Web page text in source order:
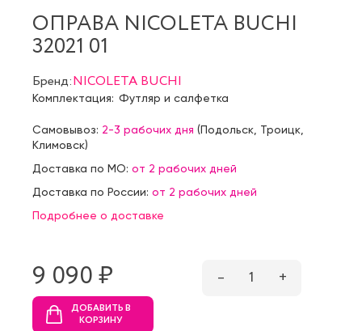
ОПРАВА NICOLETA BUCHI
32021 01
Бренд:NICOLETA BUCHI
Комплектация: Футляр и салфетка
Самовывоз: 2-3 рабочих дня (Подольск Троицк
Климовск)
Доставка по МО: от 2 рабочих дней
Доставка по России: от 2 рабочих дней
Подробнее о доставке
9 090 ₷ – 1 +
ДОБАВИТЬ В
КОРЗИНУ